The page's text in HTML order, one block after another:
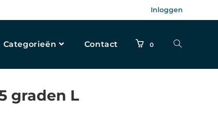
Inloggen
Categorieën Contact 0
graden L